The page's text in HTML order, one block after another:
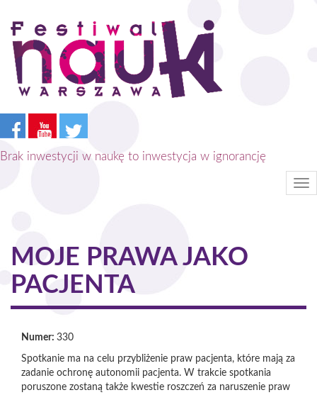
Przejdź
treści
Brak inwestycji w naukę to inwestycja w ignorancję
MOJE PRAWA JAKO
PACJENTA
Numer: 330
Spotkanie ma na celu przybliżenie praw pacjenta, które mają za
zadanie ochronę autonomii pacjenta. W trakcie spotkania
poruszone zostaną także kwestie roszczeń za naruszenie praw